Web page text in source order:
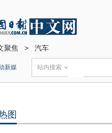
聚焦 > 汽车
新媒 站内搜索
图